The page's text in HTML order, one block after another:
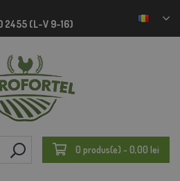
2455 (L-V 9-16)
0 produs(e) - 0,00 lei